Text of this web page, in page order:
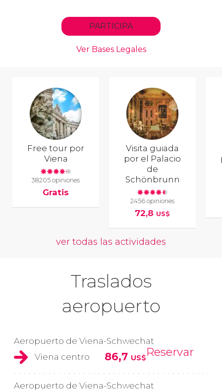
Free tour por
Viena
38205 opiniones
Gratis
Visita guiada
por el Palacio
de
Schönbrunn
2456 opiniones
72,8 US$
ver todas las actividades
Traslados
aeropuerto
Aeropuerto de Viena-Schwechat
Viena centro
86,7 US$Reservar
Aeropuerto de Viena-Schwechat